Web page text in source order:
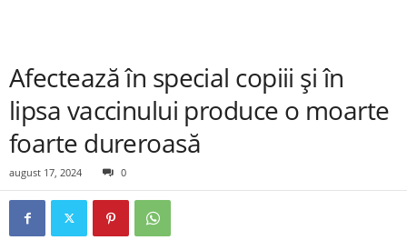
Afectează în special copiii și în
lipsa vaccinului produce o moarte
foarte dureroasă
august 17, 2024 0